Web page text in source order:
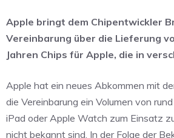
Apple bringt dem Chipentwickler
Vereinbarung über die Lieferung
Jahren Chips für Apple, die in
Apple hat ein neues Abkommen mit
die Vereinbarung ein Volumen von
iPad oder Apple Watch zum Einsatz
nicht bekannt sind. In der Folge der